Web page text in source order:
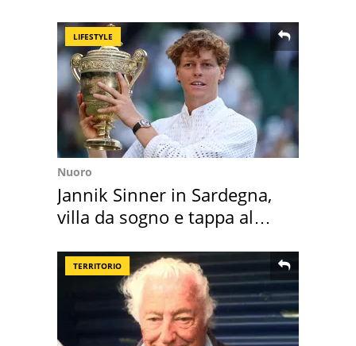
LIFESTYLE
Nuoro
Jannik Sinner in Sardegna,
villa da sogno e tappa al
TERRITORIO